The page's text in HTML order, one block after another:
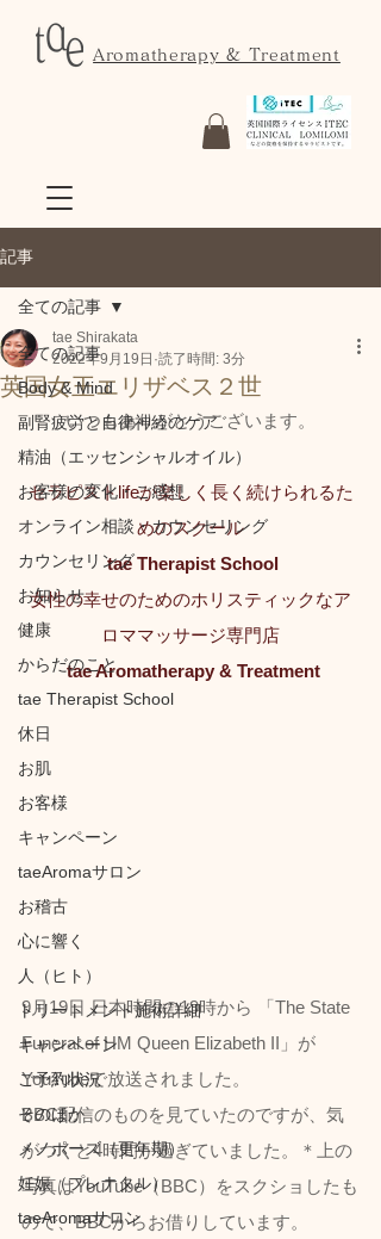
Aromatherapy & Treatment
記事
全ての記事
Body & Mind
副腎疲労と自律神経のケア
精油（エッセンシャルオイル）
お客様の変化・ご感想
オンライン相談・カウンセリング
カウンセリング
お知らせ
健康
からだのこと
tae Therapist School
休日
お肌
お客様
キャンペーン
taeAromaサロン
お稽古
心に響く
人（ヒト）
トリートメント施術詳細
キャンペーン
ご予約状況
そのほか
メノポーズ（更年期）
妊娠（プレナタル）
taeAromaサロン
全ての記事
英国女王エリザベス２世
tae Shirakata
2022年9月19日 読了時間: 3分
いつもありがとうございます。
セラピストlifeが楽しく長く続けられるた
めのスクール
tae Therapist School
女性の幸せのためのホリスティックなア
ロママッサージ専門店
tae Aromatherapy & Treatment
9月19日 日本時間の19時から 「The State
Funeral of HM Queen Elizabeth II」が
YouTubeで放送されました。
BBC配信のものを見ていたのですが、気
がつくと4時間が過ぎていました。＊上の
写真はYouTube（BBC）をスクショしたも
ので、BBCからお借りしています。